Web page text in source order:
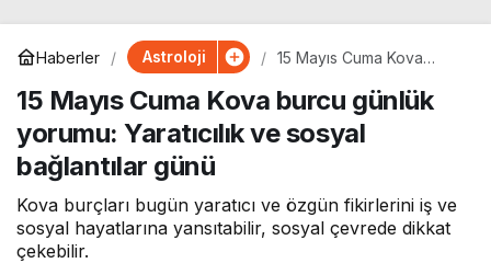
Haberler Astroloji
15 Mayıs Cuma Kova
Yaratıcılık ve sosyal
bağlantılar günü
15 Mayıs Cuma Kova burcu günlük
yorumu: Yaratıcılık ve sosyal
bağlantılar günü
Kova burçları bugün yaratıcı ve özgün fikirlerini iş ve
sosyal hayatlarına yansıtabilir, sosyal çevrede dikkat
çekebilir.